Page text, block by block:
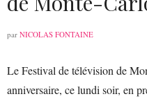
par NICOLAS FONTAINE
Le Festival de télévision de
anniversaire, ce lundi soir, en